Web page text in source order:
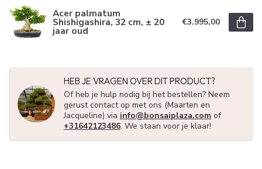
Acer palmatum
Shishigashira, 32 cm, ± 20
jaar oud
€3.995,00
HEB JE VRAGEN OVER DIT PRODUCT?
Of heb je hulp nodig bij het bestellen? Neem
gerust contact op met ons (Maarten en
Jacqueline) via info@bonsaiplaza.com of
+31642123486. We staan voor je klaar!